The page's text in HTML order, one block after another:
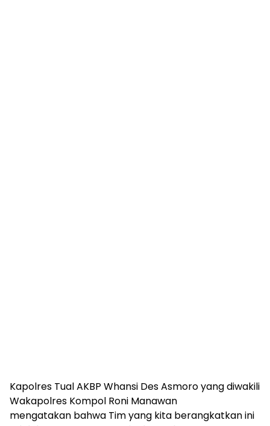
Kapolres Tual AKBP Whansi Des Asmoro yang diwakili
Wakapolres Kompol Roni Manawan
mengatakan bahwa Tim yang kita berangkatkan ini